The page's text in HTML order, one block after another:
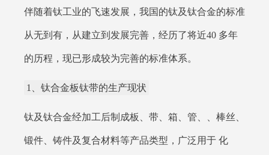
伴随着钛工业的飞速发展，我国的钛及钛合金的标准
从无到有，从建立到发展完善，经历了将近40 多年
的历程，现已形成较为完善的标准体系。
1、钛合金板钛带的生产现状
钛及钛合金经加工后制成板、带、箱、管、、棒丝、
锻件、铸件及复合材料等产品类型，广泛用于 化